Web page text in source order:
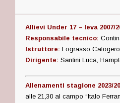
Allievi Under 17 – leva 2007/
Responsabile tecnico:
Istruttore: Lograsso Calogero
Dirigente: Santini Luca,
Allenamenti stagione 2023/
alle 21,30 al campo “Italo